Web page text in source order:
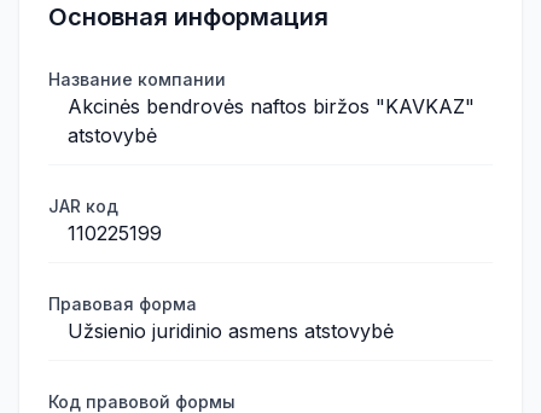
Основная информация
Название компании
Akcinės bendrovės naftos biržos "KAVKAZ"
atstovybė
JAR код
110225199
Правовая форма
Užsienio juridinio asmens atstovybė
Код правовой формы